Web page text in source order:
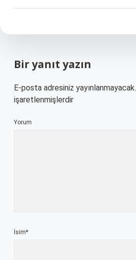
Bir yanıt yazın
E-posta adresiniz yayınlanmayacak.
işaretlenmişlerdir
Yorum
İsim*